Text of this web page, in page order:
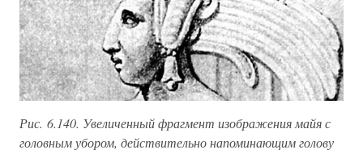
Рис. 6.140. Увеличенный фрагмент изображения майя с
головным убором, действительно напоминающим голову